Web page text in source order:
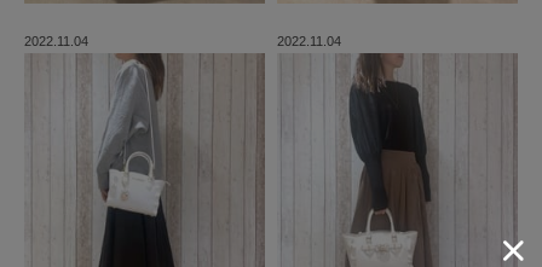
2022.11.04 2022.11.04